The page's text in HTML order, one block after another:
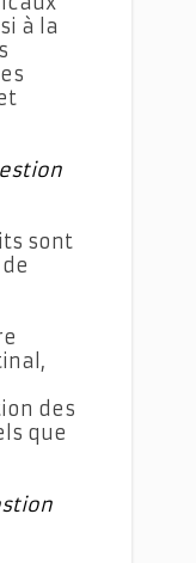
à la
sont
des
que